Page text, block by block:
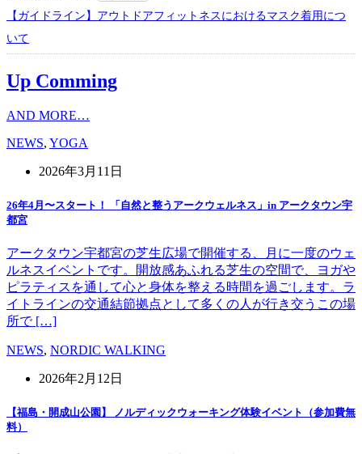
【ガイドライン】アウトドアフィットネスにおけるマスク着用につ
いて
Up Comming
AND MORE…
NEWS, YOGA
2026年3月11日
26年4月〜スタート！ 「自然と整うアークウェルネス」in アークタウン宇
都宮
アークタウン宇都宮の芝生広場で開催する、月に一度のウェ
ルネスイベントです。開放感あふれる芝生の空間で、ヨガや
ピラティスを通して心と身体を整える時間を過ごします。ラ
イトラインの交通結節拠点として多くの人が行き交うこの場
所で […]
NEWS, NORDIC WALKING
2026年2月12日
【福島・開成山公園】 ノルディックウォーキング体験イベント（参加費無
料）